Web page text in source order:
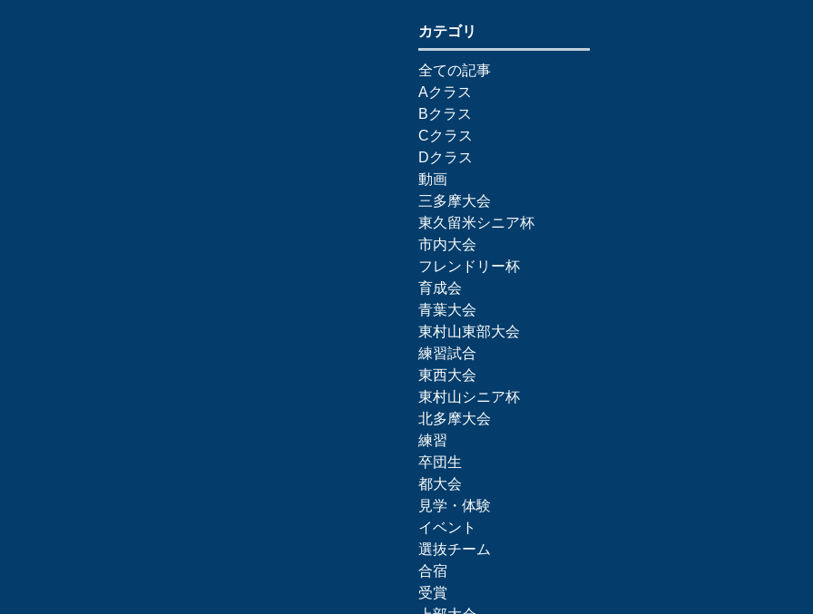
​カテゴリ
全ての記事
Aクラス
Bクラス
Cクラス
Dクラス
動画
三多摩大会
東久留米シニア杯
市内大会
フレンドリー杯
育成会
青葉大会
東村山東部大会
練習試合
東西大会
東村山シニア杯
北多摩大会
練習
卒団生
都大会
見学・体験
イベント
選抜チーム
合宿
受賞